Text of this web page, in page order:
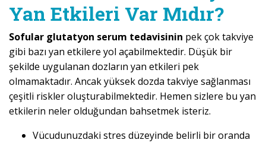
Yan Etkileri Var Mıdır?
Sofular glutatyon serum tedavisinin pek çok takviye
gibi bazı yan etkilere yol açabilmektedir. Düşük bir
şekilde uygulanan dozların yan etkileri pek
olmamaktadır. Ancak yüksek dozda takviye sağlanması
çeşitli riskler oluşturabilmektedir. Hemen sizlere bu yan
etkilerin neler olduğundan bahsetmek isteriz.
Vücudunuzdaki stres düzeyinde belirli bir oranda